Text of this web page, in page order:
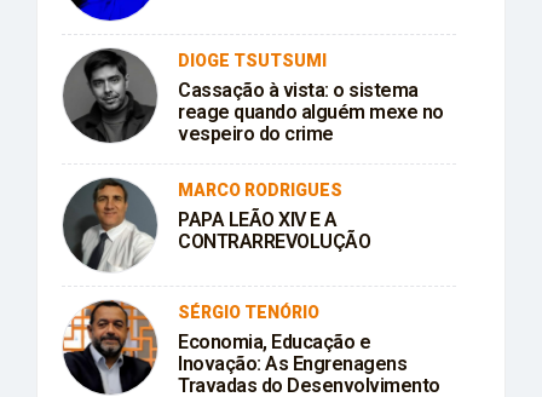
DIOGE TSUTSUMI
Cassação à vista: o sistema
reage quando alguém mexe no
vespeiro do crime
MARCO RODRIGUES
PAPA LEÃO XIV E A
CONTRARREVOLUÇÃO
SÉRGIO TENÓRIO
Economia, Educação e
Inovação: As Engrenagens
Travadas do Desenvolvimento